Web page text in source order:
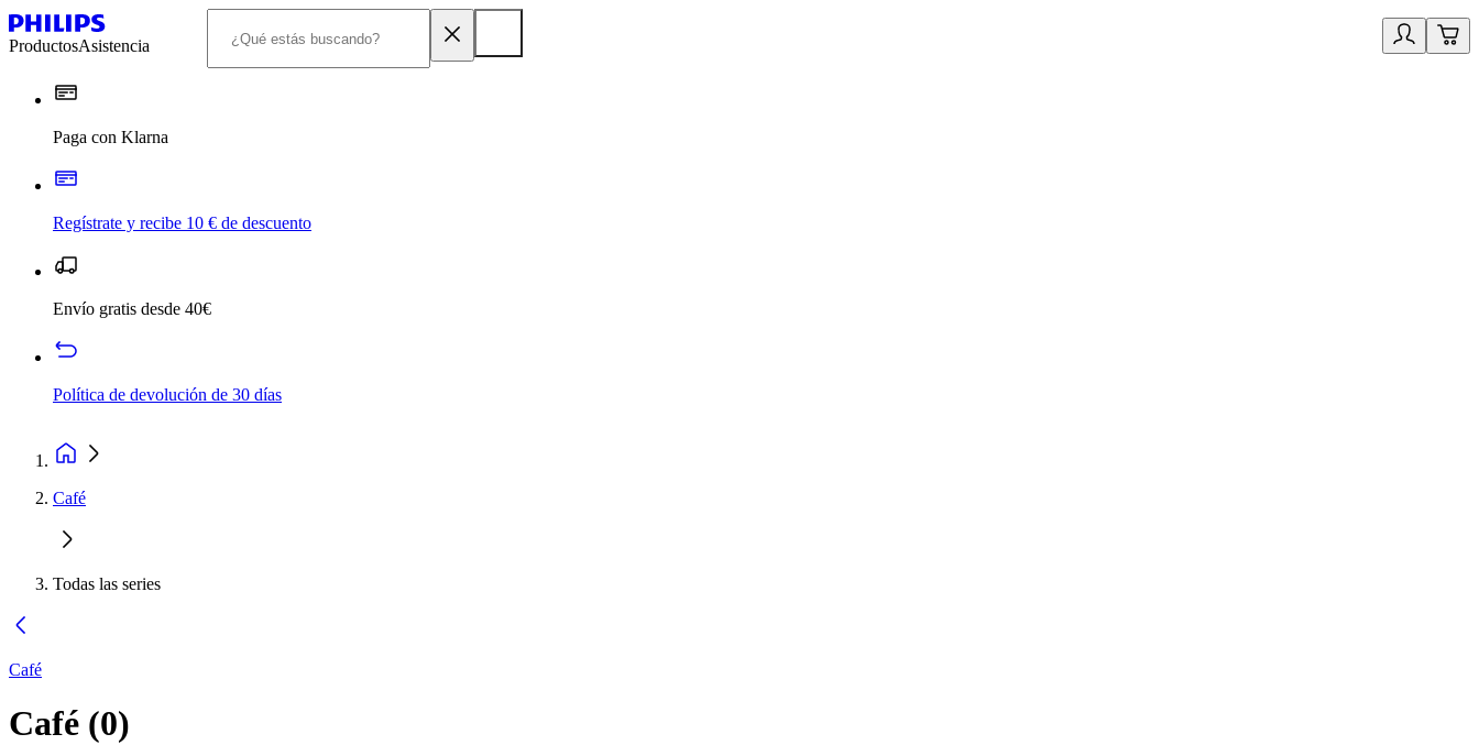
ProductosAsistencia
Paga con Klarna
Regístrate y recibe 10 € de descuento
Envío gratis desde 40€
Política de devolución de 30 días
Café
Todas las series
Café
Café (0)